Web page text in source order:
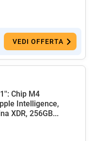
VEDI OFFERTA
Chip M4
Intelligence,
XDR, 256GB...